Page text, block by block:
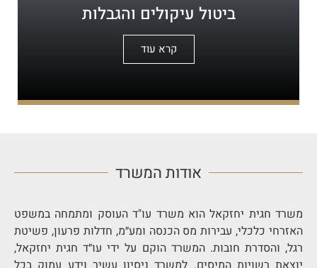
ביטול עיקולים והגבלות
קרא עוד
אודות המשרד
משרד חגית יחזקאל הוא משרד עו"ד העוסק ומתמחה במשפט
האזרחי כלכלי, עבירות מס הכנסה ומע״מ, חדלות פרעון, פשיטת
רגל, והסדרת חובות. המשרד הוקם על ידי עו״ד חגית יחזקאל,